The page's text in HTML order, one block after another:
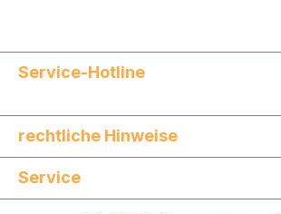
Service-Hotline
rechtliche Hinweise
Service